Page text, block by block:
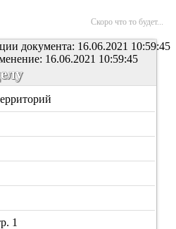
Скоро что то будет...
документа: 16.06.2021 10:59:45
16.06.2021 10:59:45
1